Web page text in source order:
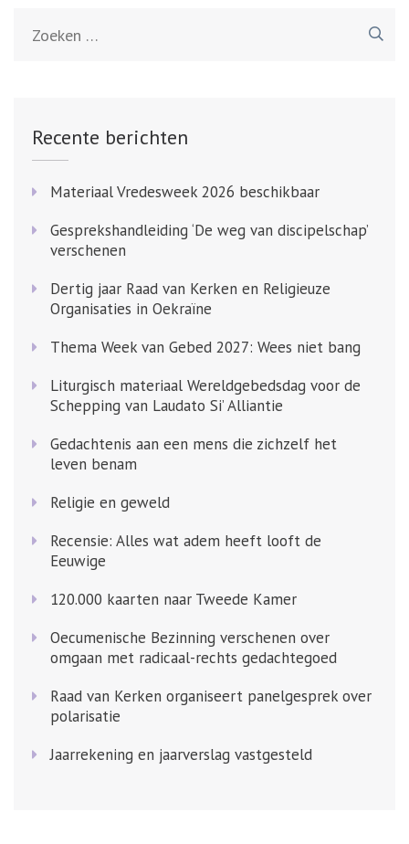
Recente berichten
Materiaal Vredesweek 2026 beschikbaar
Gesprekshandleiding ‘De weg van discipelschap’
verschenen
Dertig jaar Raad van Kerken en Religieuze
Organisaties in Oekraïne
Thema Week van Gebed 2027: Wees niet bang
Liturgisch materiaal Wereldgebedsdag voor de
Schepping van Laudato Si’ Alliantie
Gedachtenis aan een mens die zichzelf het
leven benam
Religie en geweld
Recensie: Alles wat adem heeft looft de
Eeuwige
120.000 kaarten naar Tweede Kamer
Oecumenische Bezinning verschenen over
omgaan met radicaal-rechts gedachtegoed
Raad van Kerken organiseert panelgesprek over
polarisatie
Jaarrekening en jaarverslag vastgesteld